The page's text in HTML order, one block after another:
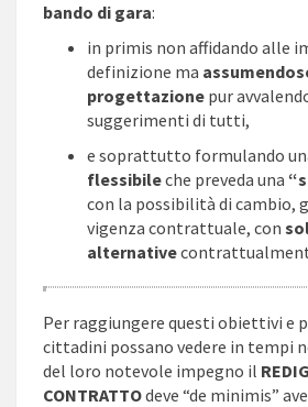
bando di gara:
in primis non affidando alle
definizione ma
progettazione pur
suggerimenti di tutti,
e soprattutto formulando
flessibileche preveda una
con la possibilità di cambio,
vigenza contrattuale, con
alternative
Per raggiungere questi obiettivi e
cittadini possano vedere in tempi
del loro notevole impegno il
CONTRATTOdeve “de minimis”